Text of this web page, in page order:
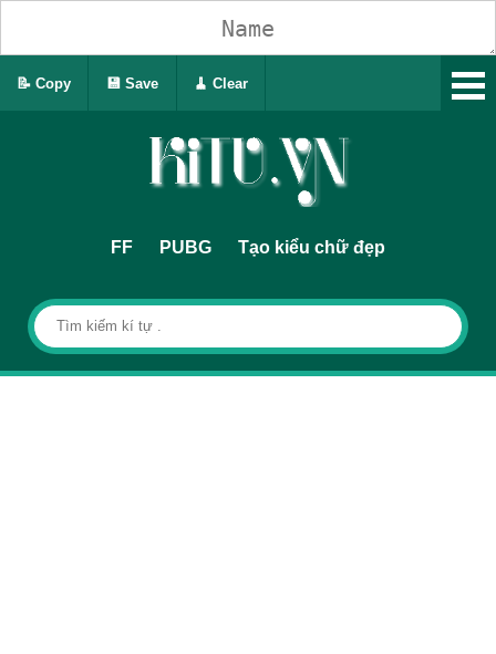
FF PUBG Tạo kiểu chữ đẹp
📝 Copy 💾 Save 🧹 Clear